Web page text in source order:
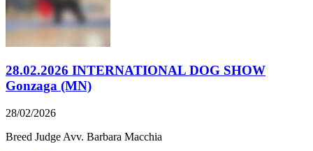
28.02.2026 INTERNATIONAL DOG SHOW
Gonzaga (MN)
28/02/2026
Breed Judge Avv. Barbara Macchia